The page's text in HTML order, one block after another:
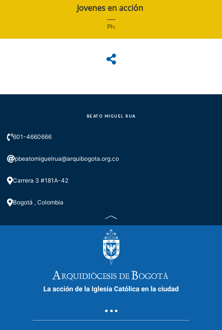
Jovenes en acción
Ph:
BEATO MIGUEL RUA
601-4660666
pbeatomiguelrua@arquibogota.org.co
Carrera 3 #181A-42
Bogotá , Colombia